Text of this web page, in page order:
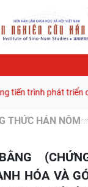
trình phát triển
THỨC HÁN NÔM
HÓA VÀ